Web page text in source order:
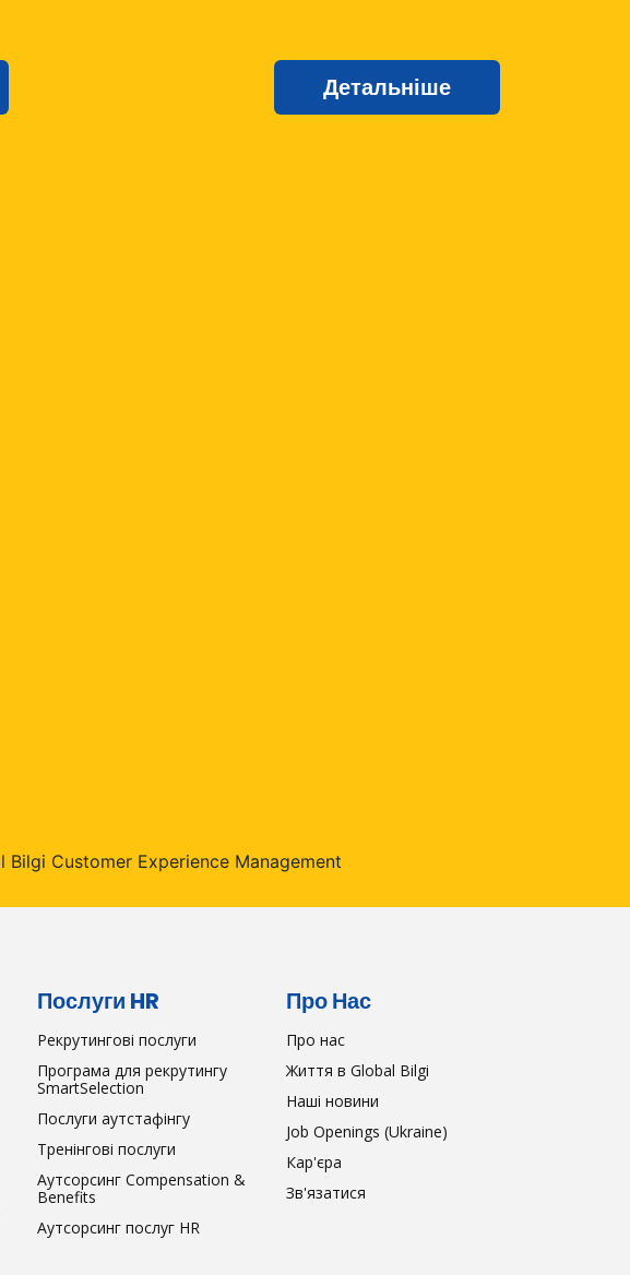
Детальніше
Послуги HR
Рекрутингові послуги
Програма для рекрутингу
SmartSelection
Послуги аутстафінгу
Тренінгові послуги
Аутсорсинг Compensation &
Benefits
Аутсорсинг послуг HR
Про Нас
Про нас
Життя в Global Bilgi
Наші новини
Job Openings (Ukraine)
Кар'єра
Зв'язатися